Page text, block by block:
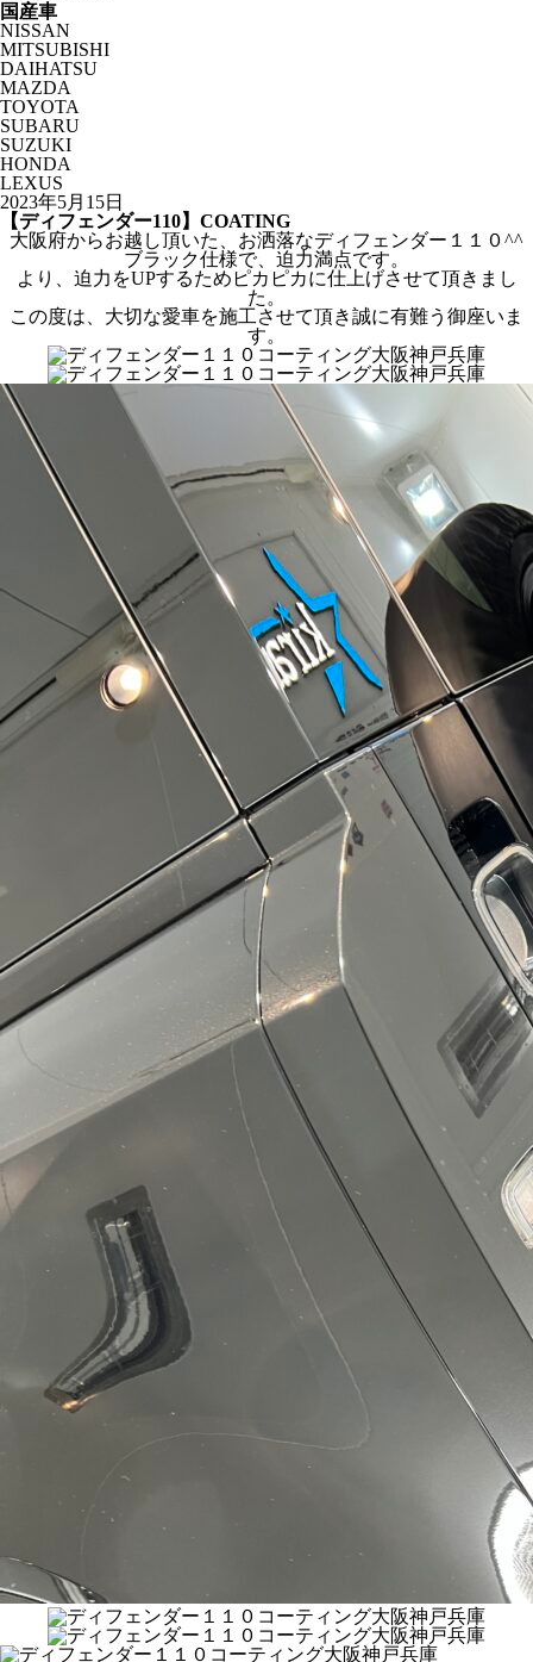
国産車
NISSAN
MITSUBISHI
DAIHATSU
MAZDA
TOYOTA
SUBARU
SUZUKI
HONDA
LEXUS
2023年5月15日
【ディフェンダー110】COATING
大阪府からお越し頂いた、お洒落なディフェンダー１１０^^
ブラック仕様で、迫力満点です。
より、迫力をUPするためピカピカに仕上げさせて頂きまし
た。
この度は、大切な愛車を施工させて頂き誠に有難う御座いま
す。